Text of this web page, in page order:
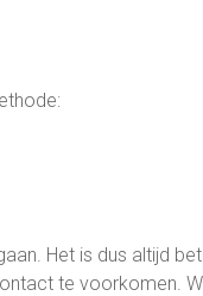
Het is dus altijd
te voorkomen.